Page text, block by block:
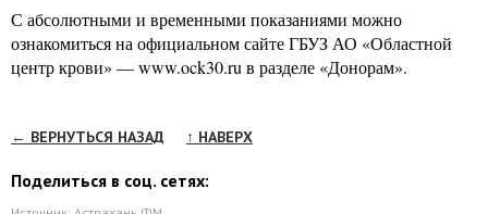
С абсолютными и временными показаниями можно
ознакомиться на официальном сайте ГБУЗ АО «Областной
центр крови» — www.ock30.ru в разделе «Донорам».
← ВЕРНУТЬСЯ НАЗАД ↑ НАВЕРХ
Поделиться в соц. сетях: